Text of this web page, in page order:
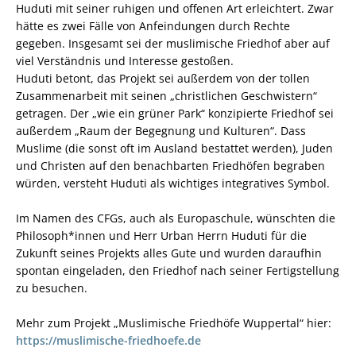
Huduti mit seiner ruhigen und offenen Art erleichtert. Zwar
hätte es zwei Fälle von Anfeindungen durch Rechte
gegeben. Insgesamt sei der muslimische Friedhof aber auf
viel Verständnis und Interesse gestoßen.
Huduti betont, das Projekt sei außerdem von der tollen
Zusammenarbeit mit seinen „christlichen Geschwistern“
getragen. Der „wie ein grüner Park“ konzipierte Friedhof sei
außerdem „Raum der Begegnung und Kulturen“. Dass
Muslime (die sonst oft im Ausland bestattet werden), Juden
und Christen auf den benachbarten Friedhöfen begraben
würden, versteht Huduti als wichtiges integratives Symbol.
Im Namen des CFGs, auch als Europaschule, wünschten die
Philosoph*innen und Herr Urban Herrn Huduti für die
Zukunft seines Projekts alles Gute und wurden daraufhin
spontan eingeladen, den Friedhof nach seiner Fertigstellung
zu besuchen.
Mehr zum Projekt „Muslimische Friedhöfe Wuppertal“ hier:
https://muslimische-friedhoefe.de